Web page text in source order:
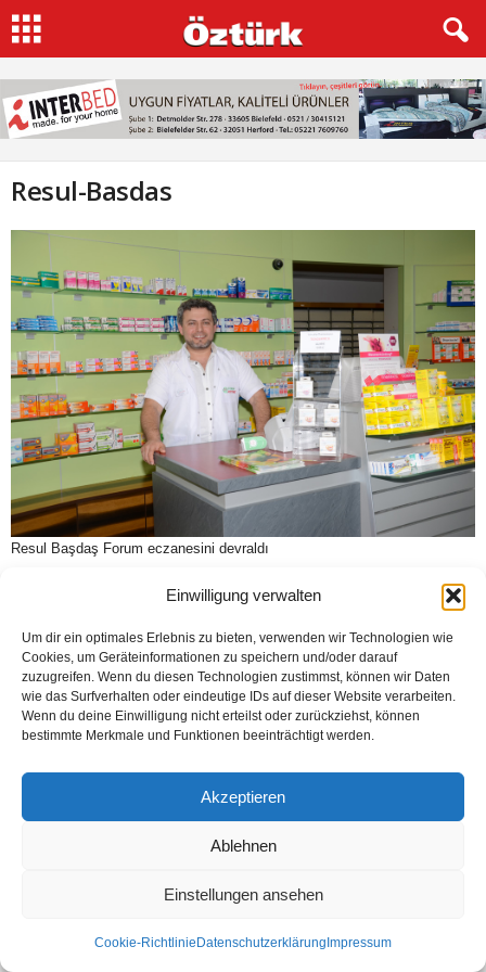
Einwilligung verwalten
Um dir ein optimales Erlebnis zu bieten, verwenden wir Technologien wie
Cookies, um Geräteinformationen zu speichern und/oder darauf
zuzugreifen. Wenn du diesen Technologien zustimmst, können wir Daten
wie das Surfverhalten oder eindeutige IDs auf dieser Website verarbeiten.
Wenn du deine Einwilligung nicht erteilst oder zurückziehst, können
bestimmte Merkmale und Funktionen beeinträchtigt werden.
Akzeptieren
Ablehnen
Einstellungen ansehen
Cookie-Richtlinie Datenschutzerklärung Impressum
Resul-Basdas
Resul Başdaş Forum eczanesini devraldı
Kontakt Datenschutzerklärung
Impressum
© Öztürk Gazetesi 1986 – 2026